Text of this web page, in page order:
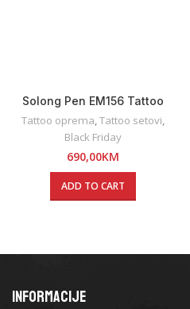
Solong Pen EM156 Tattoo
SET
Tattoo oprema Tattoo setovi
Black Friday
690,00KM
ADD TO CART
INFORMACIJE